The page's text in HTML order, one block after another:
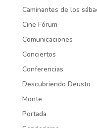
Caminantes de los
Cine Fórum
Comunicaciones
Conciertos
Conferencias
Descubriendo Deusto
Monte
Portada